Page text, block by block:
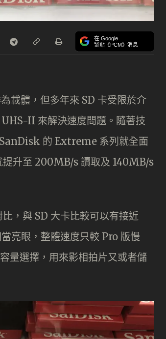
在 Google
緊貼《PCM》消息
載體，但多年來 SD 卡受限於介
II 來解決速度問題。隨著技
的 Extreme 系列就全面
升至 200MB/s 讀取及 140MB/s
，與 SD 大卡比較可以有接近
亮眼，整體速度只較 Pro 版慢
量選擇，用來影相拍片又或者儲